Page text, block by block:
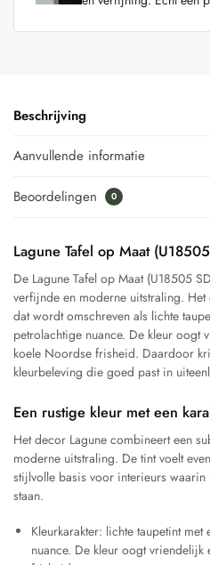
Beschrijving
Aanvullende informatie
Beoordelingen 0
Lagune Tafel op Maat
De Lagune Tafel op Maat (U18505
verfijnde en moderne uitstraling. Het
dat wordt omschreven als lichte
petrolachtige nuance. De kleur oogt
koele Noordse frisheid. Daardoor
kleurbeleving die goed past in
Een rustige kleur met een
Het decor Lagune combineert een
moderne uitstraling. De tint voelt
stijlvolle basis voor interieurs
staan.
Kleurkarakter: lichte taupetint
nuance. De kleur oogt